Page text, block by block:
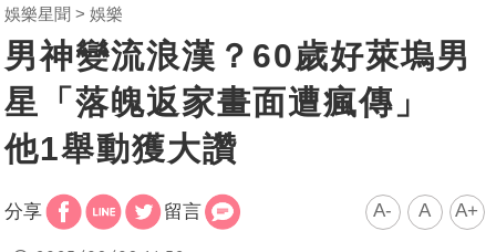
娛樂星聞 娛樂
男神變流浪漢？60歲好萊塢男
星「落魄返家畫面遭瘋傳」
他1舉動獲大讚
分享 留言 A- A A+